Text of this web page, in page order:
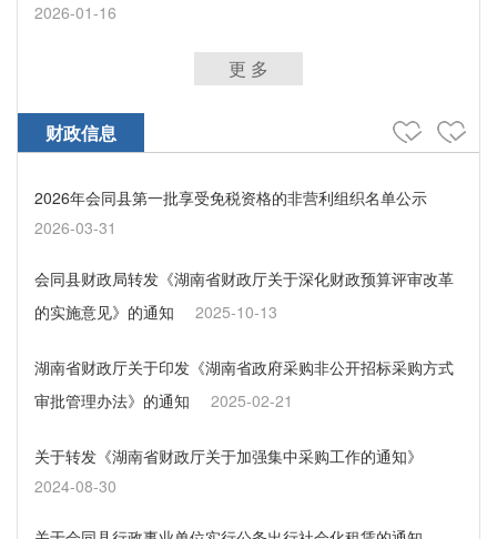
2026-01-16
更 多
财政信息
2026年会同县第一批享受免税资格的非营利组织名单公示
2026-03-31
会同县财政局转发《湖南省财政厅关于深化财政预算评审改革
的实施意见》的通知
2025-10-13
湖南省财政厅关于印发《湖南省政府采购非公开招标采购方式
审批管理办法》的通知
2025-02-21
关于转发《湖南省财政厅关于加强集中采购工作的通知》
2024-08-30